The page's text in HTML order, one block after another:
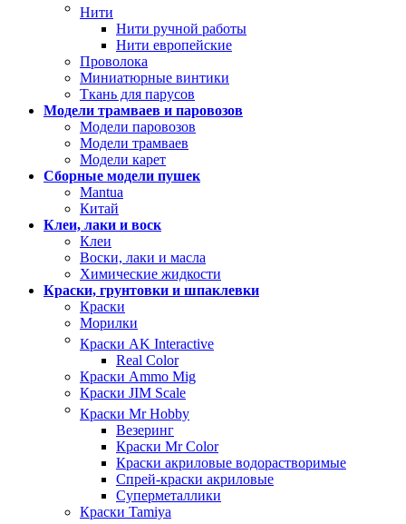
Нити
Нити ручной работы
Нити европейские
Проволока
Миниатюрные винтики
Ткань для парусов
Модели трамваев и паровозов
Модели паровозов
Модели трамваев
Модели карет
Сборные модели пушек
Mantua
Китай
Клеи, лаки и воск
Клеи
Воски, лаки и масла
Химические жидкости
Краски, грунтовки и шпаклевки
Краски
Морилки
Краски AK Interactive
Real Color
Краски Ammo Mig
Краски JIM Scale
Краски Mr Hobby
Везеринг
Краски Mr Color
Краски акриловые водорастворимые
Спрей-краски акриловые
Суперметаллики
Краски Tamiya